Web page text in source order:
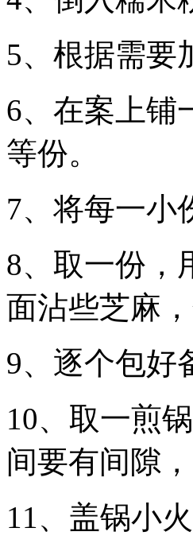
5、根据需要
6、在案上铺
等份。
7、将每一小
8、取一份，
面沾些芝麻，
9、逐个包好
10、取一煎
间要有间隙
11、盖锅小